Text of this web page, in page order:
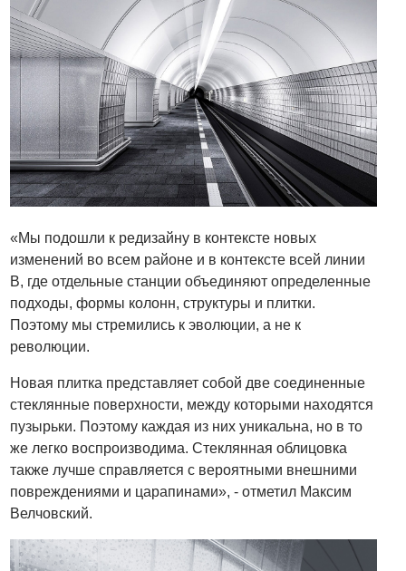
«Мы подошли к редизайну в контексте новых
изменений во всем районе и в контексте всей линии
B, где отдельные станции объединяют определенные
подходы, формы колонн, структуры и плитки.
Поэтому мы стремились к эволюции, а не к
революции.
Новая плитка представляет собой две соединенные
стеклянные поверхности, между которыми находятся
пузырьки. Поэтому каждая из них уникальна, но в то
же легко воспроизводима. Стеклянная облицовка
также лучше справляется с вероятными внешними
повреждениями и царапинами», - отметил Максим
Велчовский.